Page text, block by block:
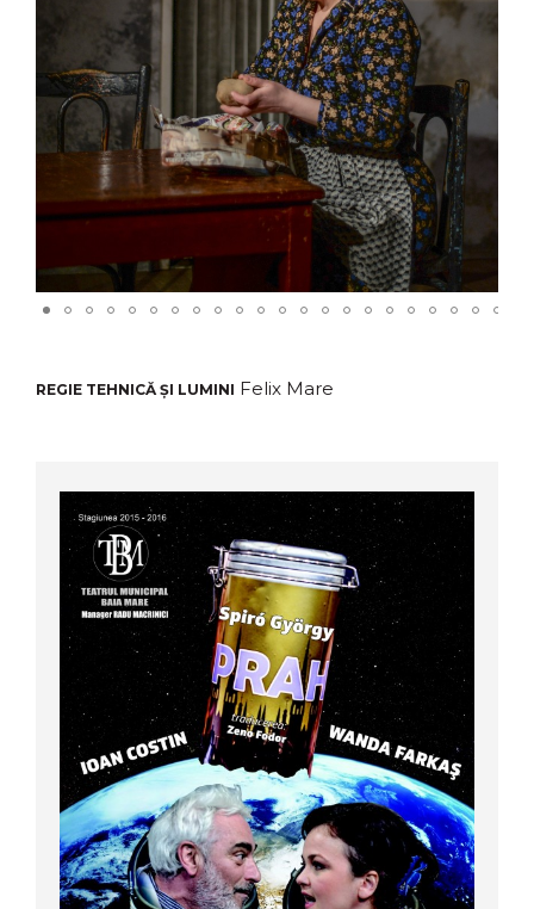
REGIE TEHNICĂ ȘI LUMINI Felix Mare